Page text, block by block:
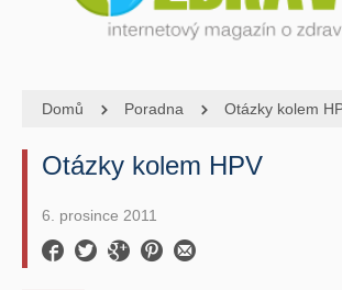
Domů Poradna Otázky kolem
Otázky kolem HPV
6. prosince 2011